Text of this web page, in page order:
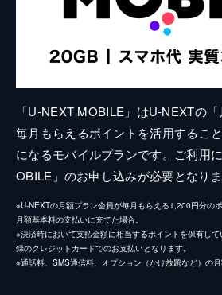
「U-NEXT MOBILE」はU-NEXTの
毎月もらえるポイントを活用するこ
になるモバイルプランです。ご利用
OBILE」のお申し込みが必要となりま
※U-NEXTの月額プラン会員が毎月もらえる1,200円分の
月額基本料の支払いに充てた場合。
※決済時において支払金額に相当するポイントを保有し
録のクレジットカードでのお支払いとなります。
※通話料、SMS通信料、オプション（かけ放題など）の月